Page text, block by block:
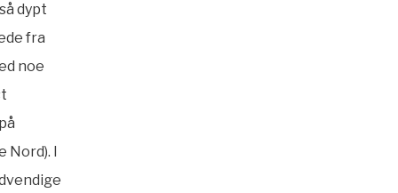
dypt
fra
noe
Nord). I